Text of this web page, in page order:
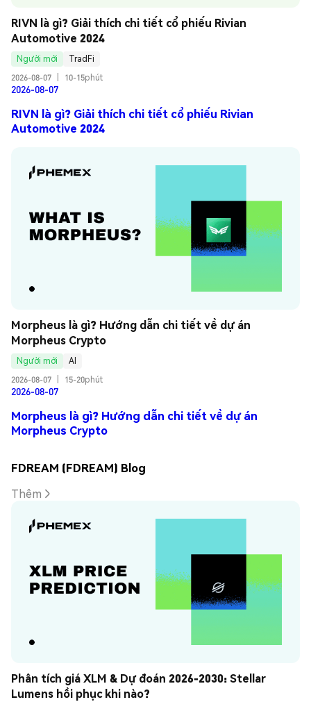
RIVN là gì? Giải thích chi tiết cổ phiếu Rivian
Automotive 2024
Người mới
TradFi
2026-08-07
10-15phút
2026-08-07
RIVN là gì? Giải thích chi tiết cổ phiếu Rivian
Automotive 2024
Morpheus là gì? Hướng dẫn chi tiết về dự án
Morpheus Crypto
Người mới
AI
2026-08-07
15-20phút
2026-08-07
Morpheus là gì? Hướng dẫn chi tiết về dự án
Morpheus Crypto
FDREAM (FDREAM) Blog
Thêm
Phân tích giá XLM & Dự đoán 2026-2030: Stellar
Lumens hồi phục khi nào?